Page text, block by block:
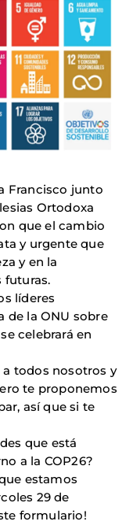
Francisco junto
Ortodoxa
que el cambio
y urgente que
y en la
futuras.
líderes
de la ONU sobre
celebrará en
todos nosotros y
te proponemos
así que si te
que está
a la COP26?
estamos
29 de
formulario!